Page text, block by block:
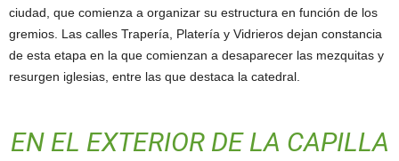
ciudad, que comienza a organizar su estructura en función de los
gremios. Las calles Trapería, Platería y Vidrieros dejan constancia
de esta etapa en la que comienzan a desaparecer las mezquitas y
resurgen iglesias, entre las que destaca la catedral.
EN EL EXTERIOR DE LA CAPILLA